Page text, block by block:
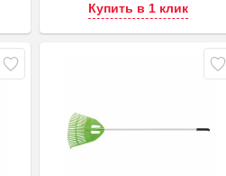
Купить в 1 клик